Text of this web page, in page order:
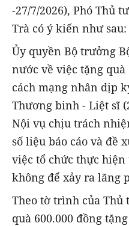
-27/7/2026), Phó Thủ
Trà có ý kiến như sau:
Ủy quyền Bộ trưởng
nước về việc tặng
cách mạng nhân dịp
Thương binh - Liệt sĩ
Nội vụ chịu trách
số liệu báo cáo và đề
việc tổ chức thực
không để xảy ra lãng
Theo tờ trình của Thủ
quà 600.000 đồng